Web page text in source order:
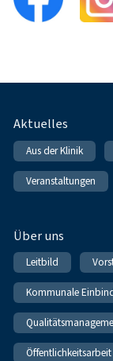
Fußnavigation
Aktuelles
Aus der Klinik
Veranstaltungen
Über uns
Leitbild
Kommunale
Öffentlichkeitsarbeit